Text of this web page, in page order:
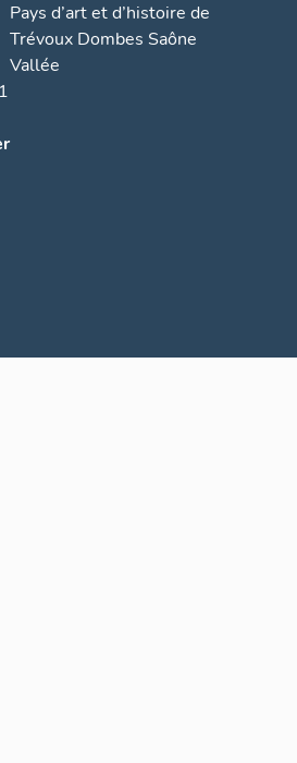
Pays d’art et d’histoire de
Trévoux Dombes Saône
Vallée